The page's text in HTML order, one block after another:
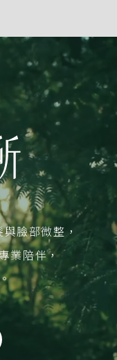
臉部微整，
業陪伴，